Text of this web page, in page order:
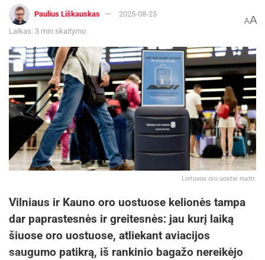
Paulius Liškauskas
2025-08-25
Laikas: 3 min skaitymo
AA
Lietuvos oro uostai nuotr.
Vilniaus ir Kauno oro uostuose kelionės tampa
dar paprastesnės ir greitesnės: jau kurį laiką
šiuose oro uostuose, atliekant aviacijos
saugumo patikrą, iš rankinio bagažo nereikėjo